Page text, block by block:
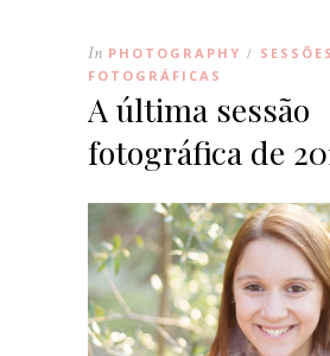
In PHOTOGRAPHY / SESSÕES
FOTOGRÁFICAS
A última sessão
fotográfica de